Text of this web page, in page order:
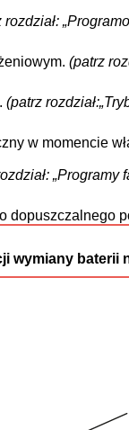
rozdział:
(patrz
(patrz
w momencie
„Programy
wymiany